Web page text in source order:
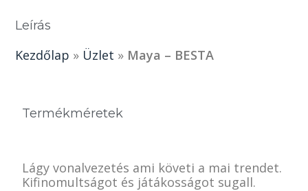
Leírás
Kezdőlap » Üzlet » Maya – BESTA
Termékméretek
Lágy vonalvezetés ami követi a mai trendet.
Kifinomultságot és játákosságot sugall.